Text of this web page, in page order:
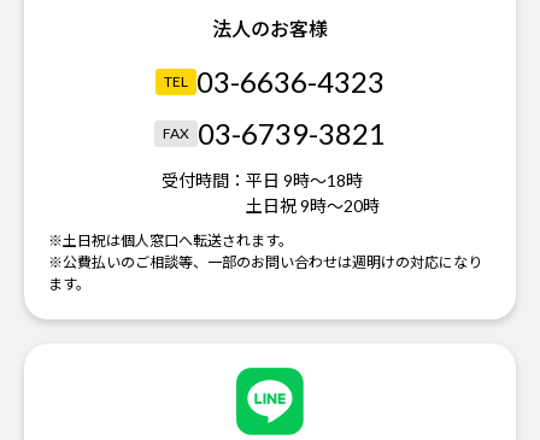
法人のお客様
TEL 03-6636-4323
FAX 03-6739-3821
受付時間： 平日 9時～18時
土日祝 9時～20時
※土日祝は個人窓口へ転送されます。
※公費払いのご相談等、一部のお問い合わせは週明けの対応になり
ます。